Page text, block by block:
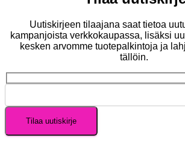
Uutiskirjeen tilaajana saat tietoa
kampanjoista verkkokaupassa, lisäksi
kesken arvomme tuotepalkintoja ja
tällöin.